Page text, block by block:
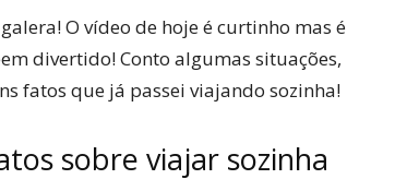
O vídeo de hoje é curtinho mas é
divertido! Conto algumas situações,
fatos que já passei viajando sozinha!
sobre viajar sozinha